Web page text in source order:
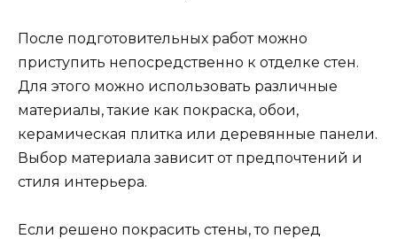
После подготовительных работ можно
приступить непосредственно к отделке стен.
Для этого можно использовать различные
материалы, такие как покраска, обои,
керамическая плитка или деревянные панели.
Выбор материала зависит от предпочтений и
стиля интерьера.
Если решено покрасить стены, то перед